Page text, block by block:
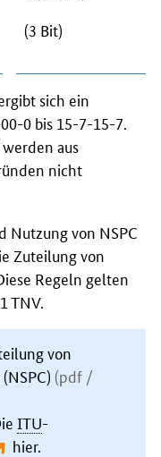
(3 Bit)
sich ein
0 bis 15-7-15-7.
aus
nicht
Nutzung von NSPC
Zuteilung von
Regeln gelten
TNV.
von
(pdf /
ITU-
hier.